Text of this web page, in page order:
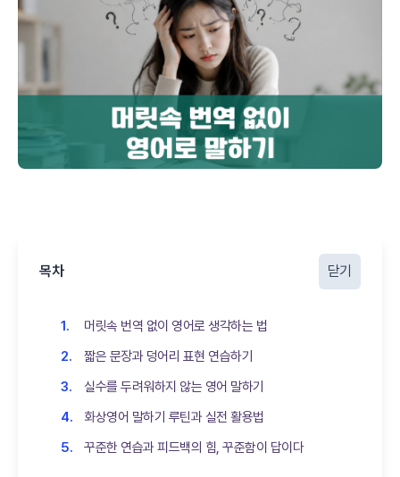
목차 닫기
머릿속 번역 없이 영어로 생각하는 법
짧은 문장과 덩어리 표현 연습하기
실수를 두려워하지 않는 영어 말하기
화상영어 말하기 루틴과 실전 활용법
꾸준한 연습과 피드백의 힘, 꾸준함이 답이다